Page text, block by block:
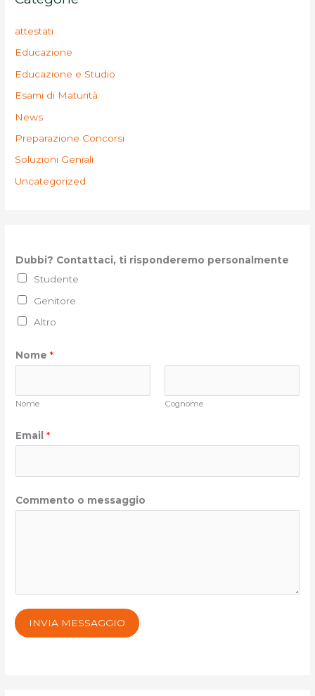
attestati
Educazione
Educazione e Studio
Esami di Maturità
News
Preparazione Concorsi
Soluzioni Geniali
Uncategorized
Dubbi? Contattaci, ti risponderemo personalmente
Studente
Genitore
Altro
Nome*
Nome Cognome
Email*
Commento o messaggio
INVIA MESSAGGIO